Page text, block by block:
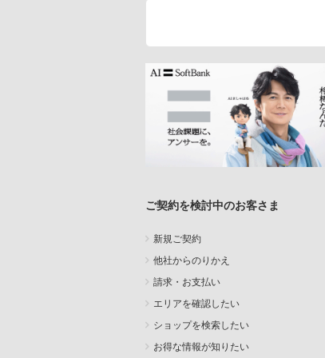
ご契約を検討中のお客さま
新規ご契約
他社からのりかえ
請求・お支払い
エリアを確認したい
ショップを検索したい
お得な情報が知りたい